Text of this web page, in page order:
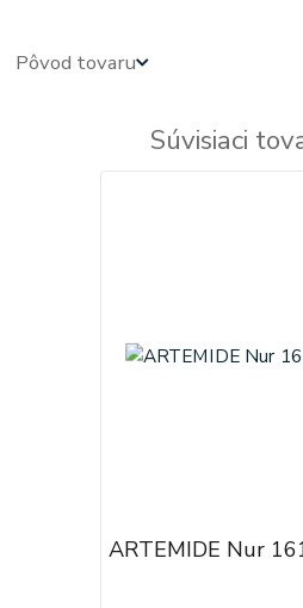
Pôvod tovaru
Súvisiaci
ARTEMIDE Nur